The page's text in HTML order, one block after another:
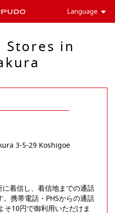
Language
Stores in
3-5-29 Koshigoe
着信し、着信地までの通話
携帯電話・PHSからの通話
そ10円で御利用いただけま